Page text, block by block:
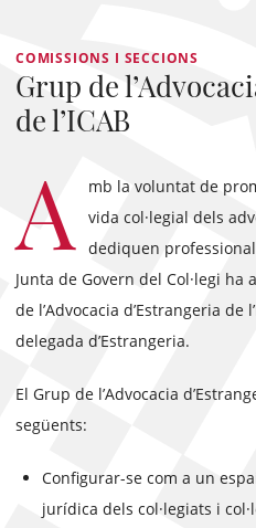
COMISSIONS I SECCIONS
Grup de
de l’ICAB
A
mb la voluntat de
vida col·legial dels
dediquen
Junta de Govern del Col·legi
de l’Advocacia d’Estrangeria de
delegada d’Estrangeria.
El Grup de l’Advocacia
següents:
Configurar-se com a un
jurídica dels col·legiats i